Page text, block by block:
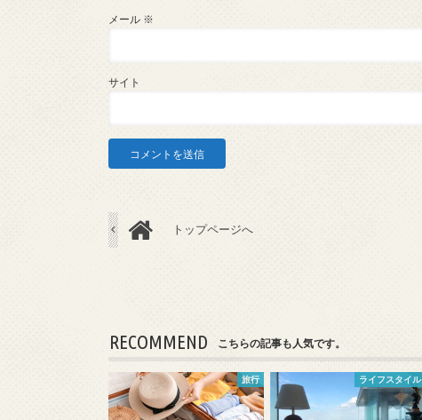
メール ※
サイト
トップページへ
RECOMMEND こちらの記事も人気です。
旅行 ライフスタイル